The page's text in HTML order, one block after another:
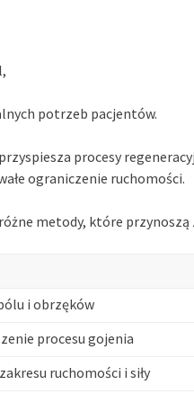
potrzeb pacjentów.
procesy
ograniczenie ruchomości.
metody, które przynoszą
i obrzęków
procesu gojenia
ruchomości i siły